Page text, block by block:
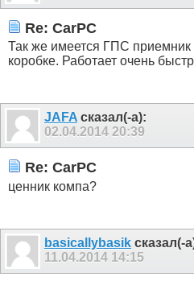
Re: CarPC
Так же имеется ГПС
коробке. Работает очень
JAFA сказал(-а):
02.04.2014 20:39
Re: CarPC
ценник компа?
basicallybasik сказал(-
11.04.2014 14:15